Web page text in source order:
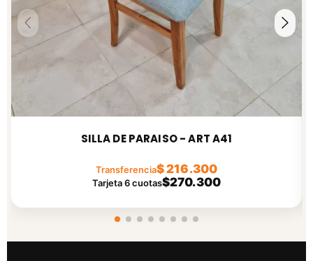
SILLA DE PARAISO - ART A41
Transferencia$ 216.300
Tarjeta 6 cuotas$270.300